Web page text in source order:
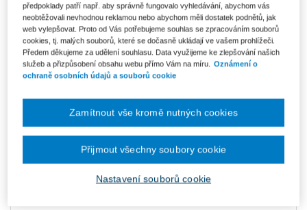
Upozorňujeme, že v období od 1.8. do 21.8. z technických
důvodů nemůžeme vystavovat daňové doklady. Budou vám
zaslány dodatečně e-mailem.
ks Vložit do košíku
Ke stažení
Rekognice_Obsah
Rekognice_Ukazka
předpoklady patří např. aby správně fungovalo vyhledávání, abychom vás
neobtěžovali nevhodnou reklamou nebo abychom měli dostatek podnětů, jak
web vylepšovat. Proto od Vás potřebujeme souhlas se zpracováním souborů
cookies, tj. malých souborů, které se dočasně ukládají ve vašem prohlížeči.
Předem děkujeme za udělení souhlasu. Data využijeme ke zlepšování našich
služeb a přizpůsobení obsahu webu přímo Vám na míru.
Oznámení o
ochraně osobních údajů a souborů cookie
Nastavení souborů cookie
Zamítnout vše kromě nutných cookies
Přijmout všechny soubory cookie